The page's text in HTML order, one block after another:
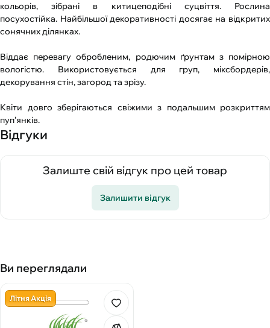
кольорів, зібрані в китицеподібні суцвіття. Рослина
посухостійка. Найбільшої декоративності досягає на відкритих
сонячних ділянках.
Віддає перевагу обробленим, родючим ґрунтам з помірною
вологістю. Використовується для груп, міксбордерів,
декорування стін, загород та зрізу.
Квіти довго зберігаються свіжими з подальшим розкриттям
пуп’янків.
Відгуки
Залиште свій відгук про цей товар
Залишити відгук
Ви переглядали
Літня Акція